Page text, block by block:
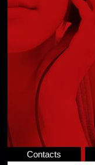
Contacts